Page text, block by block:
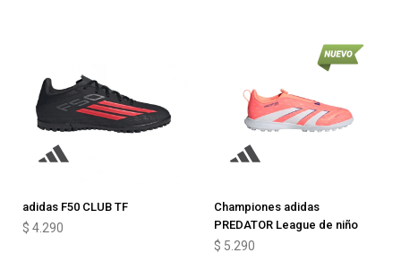
adidas F50 CLUB TF
$ 4.290
Championes adidas
PREDATOR League de niño
$ 5.290